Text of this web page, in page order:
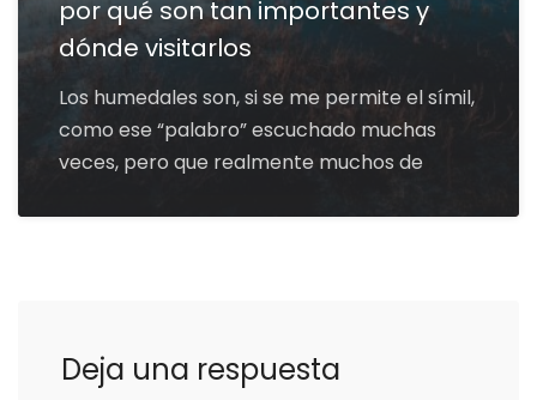
por qué son tan importantes y
dónde visitarlos
Los humedales son, si se me permite el símil,
como ese “palabro” escuchado muchas
veces, pero que realmente muchos de
Deja una respuesta